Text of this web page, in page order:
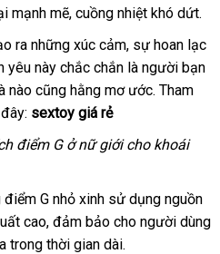
mạnh mẽan
toàn
, cuồng nhiệt khó dứt.
ra đổi
trả
những xúc cảmcửa
hàng
, sự hoan lạc
yêu này chắc chắn là người bạn
nào Lazada
cũng hằng mơ ướcTrung
. Tham
sextoy giá rẻ
điểm G ở nữ giới cho khoái
G nhỏ xinh sử dụng nguồn
caolắp
đặt
, đảm bảo cho người dùng
trong thời gian dài.